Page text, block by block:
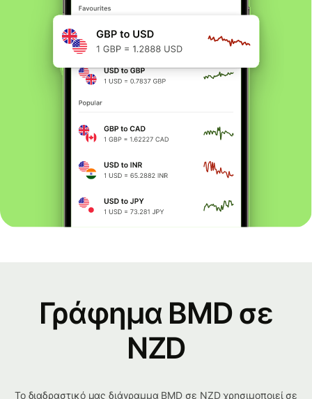
Γράφημα BMD σε
NZD
Το διαδραστικό μας διάγραμμα BMD σε NZD χρησιμοποιεί σε